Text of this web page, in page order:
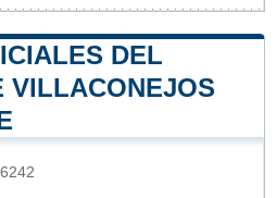
DEL
VILLACONEJOS